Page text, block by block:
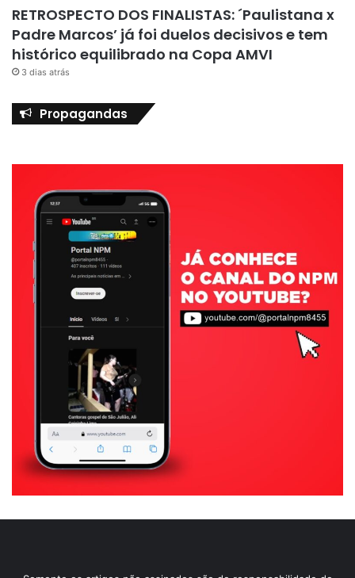
RETROSPECTO DOS FINALISTAS: ´Paulistana x
Padre Marcos’ já foi duelos decisivos e tem
histórico equilibrado na Copa AMVI
3 dias atrás
Propagandas